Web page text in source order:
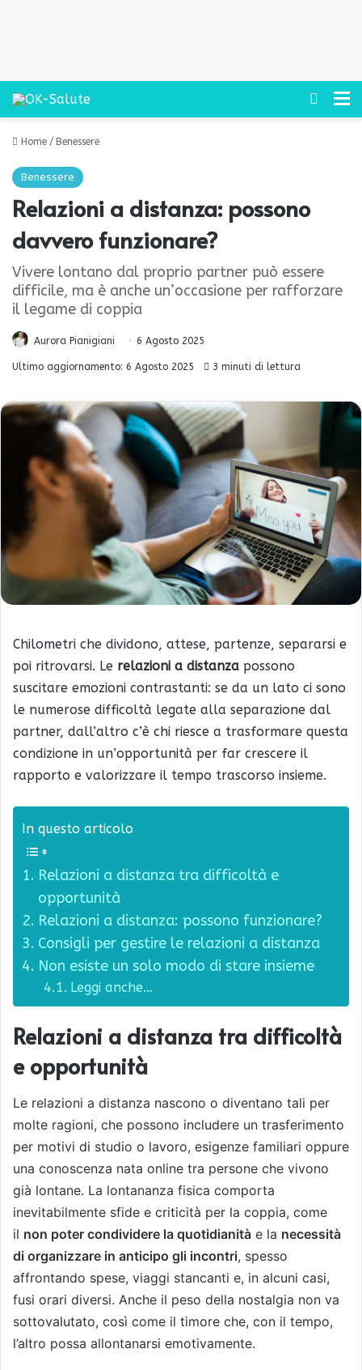
Cerca
Home / Benessere
Benessere
Relazioni a distanza: possono
davvero funzionare?
Vivere lontano dal proprio partner può essere
difficile, ma è anche un’occasione per rafforzare
il legame di coppia
Aurora Pianigiani 6 Agosto 2025
Ultimo aggiornamento: 6 Agosto 2025 3 minuti di lettura
Chilometri che dividono, attese, partenze, separarsi e
poi ritrovarsi. Le relazioni a distanza possono
suscitare emozioni contrastanti: se da un lato ci sono
le numerose difficoltà legate alla separazione dal
partner, dall’altro c’è chi riesce a trasformare questa
condizione in un’opportunità per far crescere il
rapporto e valorizzare il tempo trascorso insieme.
In questo articolo
Relazioni a distanza tra difficoltà e
opportunità
Relazioni a distanza: possono funzionare?
Consigli per gestire le relazioni a distanza
Non esiste un solo modo di stare insieme
Leggi anche…
Relazioni a distanza tra difficoltà
e opportunità
Le relazioni a distanza nascono o diventano tali per
molte ragioni, che possono includere un trasferimento
per motivi di studio o lavoro, esigenze familiari oppure
una conoscenza nata online tra persone che vivono
già lontane. La lontananza fisica comporta
inevitabilmente sfide e criticità per la coppia, come
il non poter condividere la quotidianità e la necessità
di organizzare in anticipo gli incontri, spesso
affrontando spese, viaggi stancanti e, in alcuni casi,
fusi orari diversi. Anche il peso della nostalgia non va
sottovalutato, così come il timore che, con il tempo,
l’altro possa allontanarsi emotivamente.